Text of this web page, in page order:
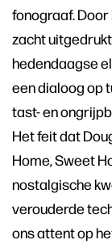
fonograaf. Door
zacht
hedendaagse
een dialoog op
tast- en
Het feit dat
Home, Sweet
nostalgische
verouderde
ons attent op